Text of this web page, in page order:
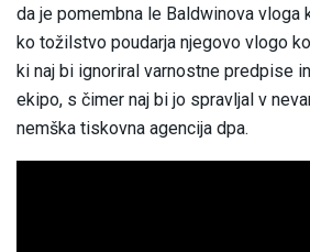
da je pomembna le Baldwinova vloga
ko tožilstvo poudarja njegovo vlogo
ki naj bi ignoriral varnostne predpise
ekipo, s čimer naj bi jo spravljal v
nemška tiskovna agencija dpa.